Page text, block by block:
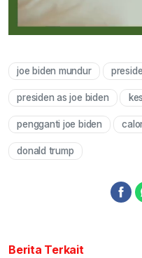
joe biden mundur
presiden as joe biden
pengganti joe biden
donald trump
Berita Terkait